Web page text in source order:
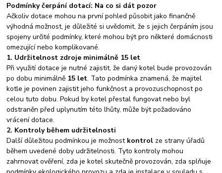
Podmínky čerpání dotací: Na co si dát pozor
Ačkoliv dotace mohou na první pohled působit jako finančně
výhodná možnost, je důležité si uvědomit, že s jejich čerpáním jsou
spojeny určité podmínky, které mohou být pro některé domácnosti
omezující nebo komplikované.
1. Udržitelnost zdroje minimálně 15 let
Při využití dotace je nutné zajistit, že daný kotel bude provozován
po dobu minimálně 15 let. Tato podmínka znamená, že majitel
kotle je povinen zajistit jeho funkčnost a provozuschopnost po
celou tuto dobu. Pokud by kotel přestal fungovat nebo byl
odstraněn před uplynutím této lhůty, může být požadováno
vrácení dotace.
2. Kontroly během udržitelnosti
Další důležitou podmínkou je možnost kontrol ze strany úřadů
během uvedené doby udržitelnosti. Tyto kontroly mohou
zahrnovat ověření, zda je kotel skutečně provozován, zda splňuje